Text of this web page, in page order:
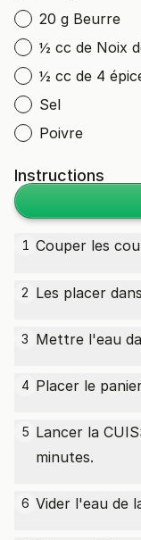
20 g Beurre
½ cc de Noix
½ cc de 4
Sel
Poivre
Instructions
1 Couper les
2 Les placer
3 Mettre l'eau
4 Placer le
5 Lancer la
minutes.
6 Vider l'eau de